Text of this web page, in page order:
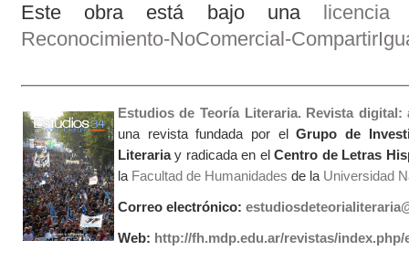
Este obra está bajo una
Reconocimiento-NoComercial-
Estudios de Teoría Literaria. Revista
una revista fundada por elGrupo de
Literariay radicada en elCentro de Letras
la Facultad de Humanidades de laUniversidad
Correo electrónico:
Web: http://fh.mdp.edu.ar/revistas/index.php/